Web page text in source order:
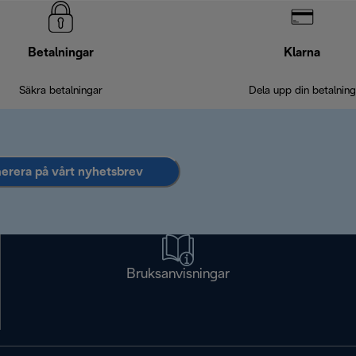
Betalningar
Säkra betalningar
Klarna
Dela upp din betalning
på vårt nyhetsbrev
Bruksanvisningar